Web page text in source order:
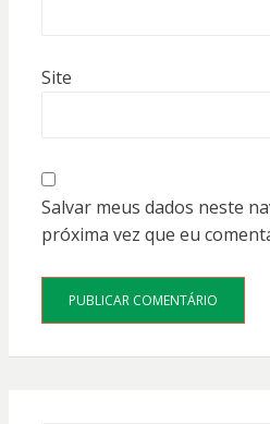
Site
Salvar meus dados neste
próxima vez que eu